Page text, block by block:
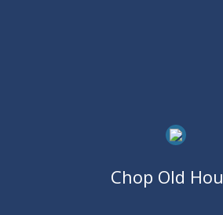
Chop Old